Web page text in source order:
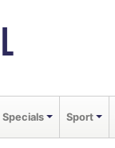
Specials Sport